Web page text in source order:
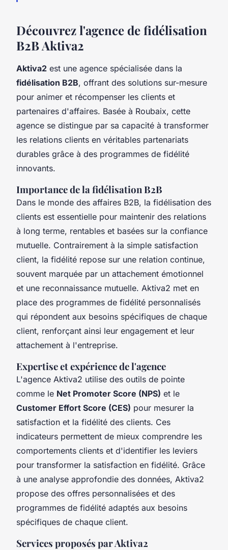
Découvrez l'agence de fidélisation
B2B Aktiva2
Aktiva2 est une agence spécialisée dans la
fidélisation B2B, offrant des solutions sur-mesure
pour animer et récompenser les clients et
partenaires d'affaires. Basée à Roubaix, cette
agence se distingue par sa capacité à transformer
les relations clients en véritables partenariats
durables grâce à des programmes de fidélité
innovants.
Importance de la fidélisation B2B
Dans le monde des affaires B2B, la fidélisation des
clients est essentielle pour maintenir des relations
à long terme, rentables et basées sur la confiance
mutuelle. Contrairement à la simple satisfaction
client, la fidélité repose sur une relation continue,
souvent marquée par un attachement émotionnel
et une reconnaissance mutuelle. Aktiva2 met en
place des programmes de fidélité personnalisés
qui répondent aux besoins spécifiques de chaque
client, renforçant ainsi leur engagement et leur
attachement à l'entreprise.
Expertise et expérience de l'agence
L'agence Aktiva2 utilise des outils de pointe
comme le Net Promoter Score (NPS) et le
Customer Effort Score (CES) pour mesurer la
satisfaction et la fidélité des clients. Ces
indicateurs permettent de mieux comprendre les
comportements clients et d'identifier les leviers
pour transformer la satisfaction en fidélité. Grâce
à une analyse approfondie des données, Aktiva2
propose des offres personnalisées et des
programmes de fidélité adaptés aux besoins
spécifiques de chaque client.
Services proposés par Aktiva2